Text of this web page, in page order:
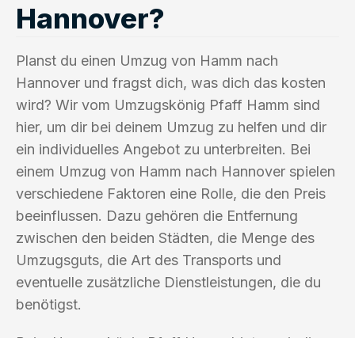
Hannover?
Planst du einen Umzug von Hamm nach
Hannover und fragst dich, was dich das kosten
wird? Wir vom Umzugskönig Pfaff Hamm sind
hier, um dir bei deinem Umzug zu helfen und dir
ein individuelles Angebot zu unterbreiten. Bei
einem Umzug von Hamm nach Hannover spielen
verschiedene Faktoren eine Rolle, die den Preis
beeinflussen. Dazu gehören die Entfernung
zwischen den beiden Städten, die Menge des
Umzugsguts, die Art des Transports und
eventuelle zusätzliche Dienstleistungen, die du
benötigst.